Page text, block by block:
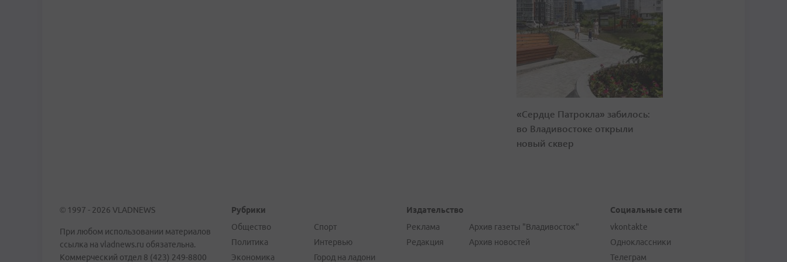
«Сердце Патрокла» забилось:
во Владивостоке открыли
новый сквер
© 1997 - 2026 VLADNEWS
При любом использовании материалов
ссылка на vladnews.ru обязательна.
Коммерческий отдел 8 (423) 249-8800
Рубрики
Общество
Политика
Экономика
Спорт
Интервью
Город на ладони
Издательство
Реклама
Редакция
Архив газеты "Владивосток"
Архив новостей
Социальные сети
vkontakte
Одноклассники
Телеграм